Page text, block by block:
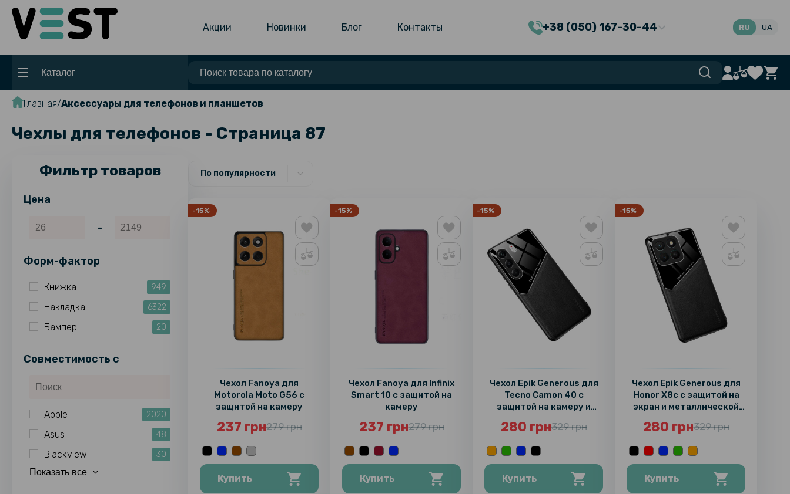
Акции Новинки Блог Контакты +38 (050) 167-30-44 RU UA
Каталог
Главная Аксессуары для телефонов и планшетов
Чехлы для телефонов - Страница 87
Фильтр товаров
Цена
-
Форм-фактор
Книжка 949
Накладка 6322
Бампер 20
Совместимость c
Apple 2020
Asus 48
Blackview
30
Показать все
По популярности
-15%
Чехол Fanoya для
Motorola Moto G56 с
защитой на камеру
237 грн279 грн
Купить
-15%
Чехол Fanoya для Infinix
Smart 10 с защитой на
камеру
237 грн279 грн
Купить
-15%
Чехол Epik Generous для
Tecno Camon 40 с
защитой на камеру и
пластиной
280 грн329 грн
Купить
-15%
Чехол Epik Generous для
Honor X8c с защитой на
экран и металлической
280 грн329 грн
Купить